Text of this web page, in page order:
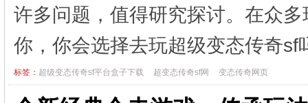
许多问题，值得研究探讨。在众
你，你会选择去玩超级变态传奇
标签： 超级变态传奇sf平台盒子下载 超变态传奇sf网 变态传奇网页